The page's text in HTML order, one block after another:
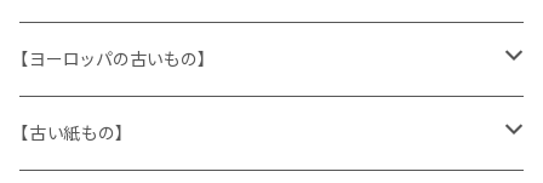
【ヨーロッパの古いもの】
ヴィンテージアクセサリー
【古い紙もの】